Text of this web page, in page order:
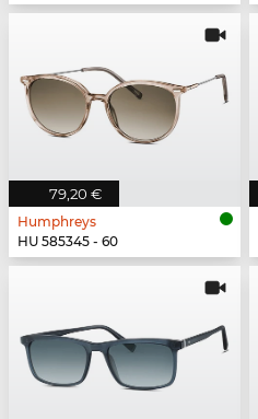
79,20 €
Humphreys
HU 585345 - 60